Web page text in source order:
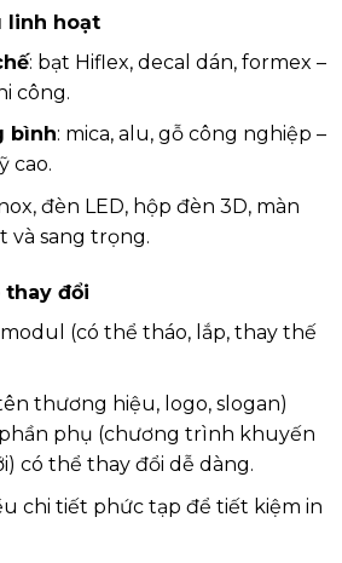
linh hoạt
: bạt Hiflex, decal dán, formex –
công.
bình: mica, alu, gỗ công nghiệp –
cao.
đèn LED, hộp đèn 3D, màn
và sang trọng.
thay đổi
(có thể tháo, lắp, thay thế
thương hiệu, logo, slogan)
phụ (chương trình khuyến
có thể thay đổi dễ dàng.
chi tiết phức tạp để tiết kiệm in